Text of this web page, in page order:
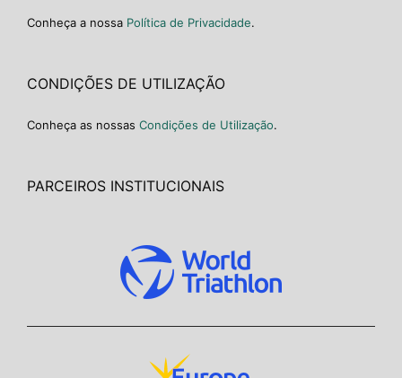
Conheça a nossa Política de Privacidade.
CONDIÇÕES DE UTILIZAÇÃO
Conheça as nossas Condições de Utilização.
PARCEIROS INSTITUCIONAIS